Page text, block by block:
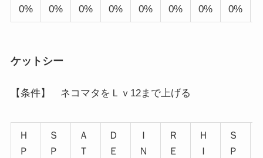
0%
0%
0%
0%
0%
0%
0%
0%
ケットシー
【条件】 ネコマタをＬｖ12まで上げる
Ｈ
Ｐ
Ｓ
Ｐ
Ａ
Ｔ
Ｄ
Ｅ
Ｉ
Ｎ
Ｒ
Ｅ
Ｈ
Ｉ
Ｓ
Ｐ